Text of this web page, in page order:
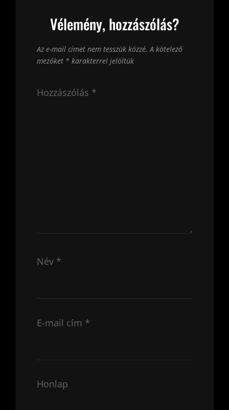
Vélemény, hozzászólás?
Az e-mail címet nem tesszük közzé. A kötelező
mezőket * karakterrel jelöltük
Hozzászólás *
Név *
E-mail cím *
Honlap